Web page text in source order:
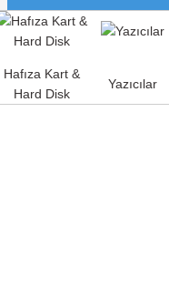
Hafıza Kart &
Hard Disk
Yazıcılar